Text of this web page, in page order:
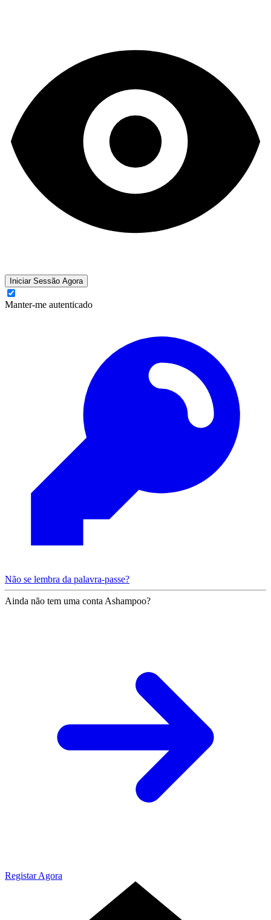
Iniciar Sessão Agora
Manter-me autenticado
Não se lembra da palavra-passe?
Ainda não tem uma conta Ashampoo?
Registar Agora